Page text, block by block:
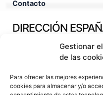
Gestionar
de las
Para ofrecer las mejores
cookies para almacenar y/o
Contacto
DIRECCIÓN
Pol. Ind. Fuente Techada
Orgaz - Toledo - España
TÉCNICO